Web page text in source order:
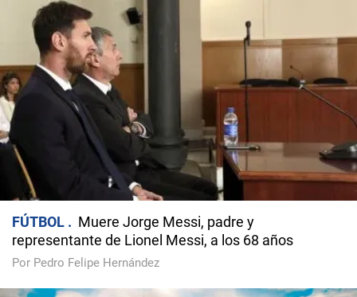
FÚTBOL
Muere Jorge Messi, padre y
representante de Lionel Messi, a los 68 años
Por Pedro Felipe Hernández